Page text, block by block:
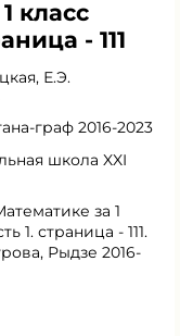
класс
- 111
, Е.Э.
граф 2016-2023
школа XXI
за 1
1. страница - 111.
Рыдзе 2016-